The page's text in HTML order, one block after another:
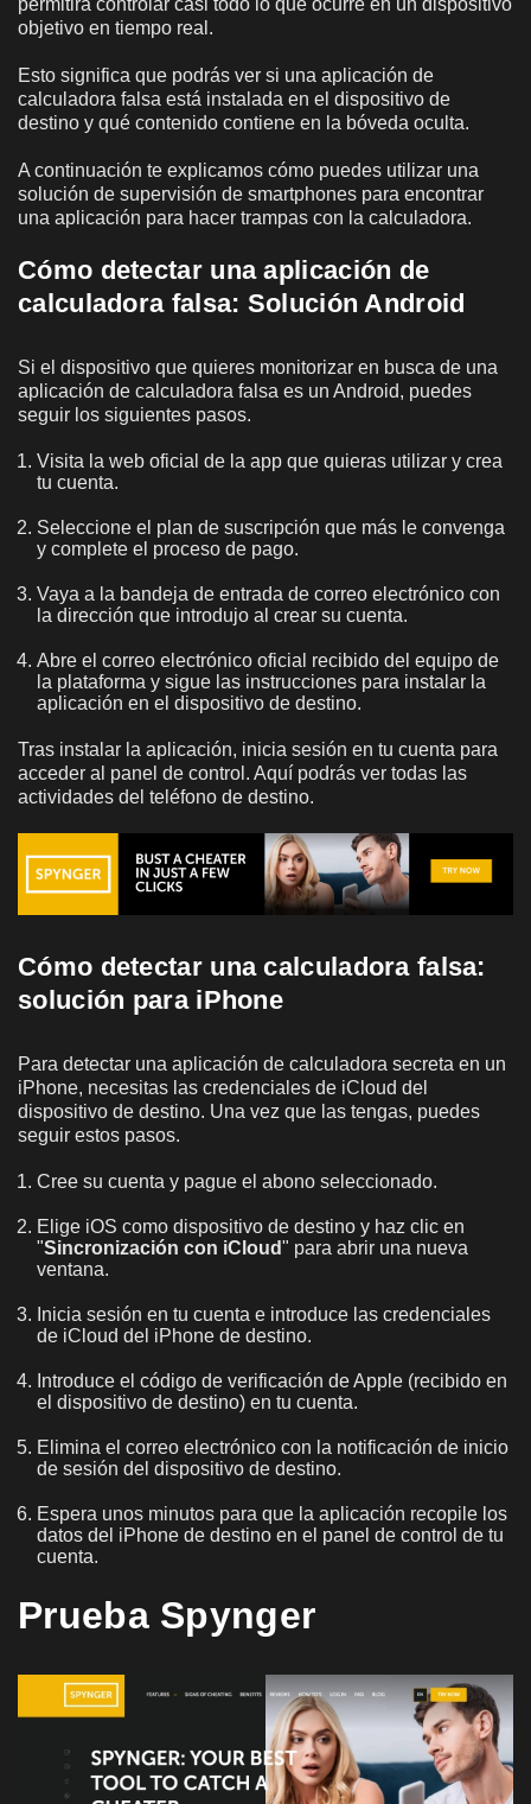
objetivo en tiempo real.
Esto significa que podrás ver si una aplicación de
calculadora falsa está instalada en el dispositivo de
destino y qué contenido contiene en la bóveda oculta.
A continuación te explicamos cómo puedes utilizar una
solución de supervisión de smartphones para encontrar
una aplicación para hacer trampas con la calculadora.
Cómo detectar una aplicación de
calculadora falsa: Solución Android
Si el dispositivo que quieres monitorizar en busca de una
aplicación de calculadora falsa es un Android, puedes
seguir los siguientes pasos.
Visita la web oficial de la app que quieras utilizar y crea
tu cuenta.
Seleccione el plan de suscripción que más le convenga
y complete el proceso de pago.
Vaya a la bandeja de entrada de correo electrónico con
la dirección que introdujo al crear su cuenta.
Abre el correo electrónico oficial recibido del equipo de
la plataforma y sigue las instrucciones para instalar la
aplicación en el dispositivo de destino.
Tras instalar la aplicación, inicia sesión en tu cuenta para
acceder al panel de control. Aquí podrás ver todas las
actividades del teléfono de destino.
Cómo detectar una calculadora falsa:
solución para iPhone
Para detectar una aplicación de calculadora secreta en un
iPhone, necesitas las credenciales de iCloud del
dispositivo de destino. Una vez que las tengas, puedes
seguir estos pasos.
Cree su cuenta y pague el abono seleccionado.
Elige iOS como dispositivo de destino y haz clic en
"Sincronización con iCloud" para abrir una nueva
ventana.
Inicia sesión en tu cuenta e introduce las credenciales
de iCloud del iPhone de destino.
Introduce el código de verificación de Apple (recibido en
el dispositivo de destino) en tu cuenta.
Elimina el correo electrónico con la notificación de inicio
de sesión del dispositivo de destino.
Espera unos minutos para que la aplicación recopile los
datos del iPhone de destino en el panel de control de tu
cuenta.
Prueba Spynger